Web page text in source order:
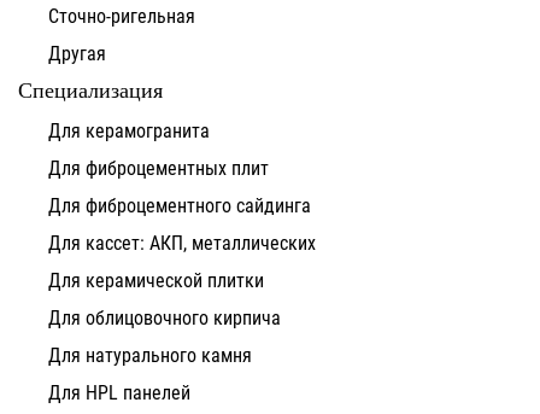
Сточно-ригельная
Другая
Специализация
Для керамогранита
Для фиброцементных плит
Для фиброцементного сайдинга
Для кассет: АКП, металлических
Для керамической плитки
Для облицовочного кирпича
Для натурального камня
Для HPL панелей